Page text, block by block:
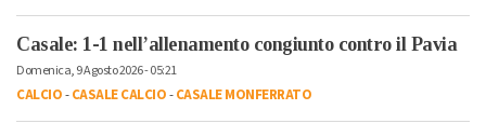
Casale: 1-1 nell’allenamento congiunto contro il Pavia
Domenica, 9 Agosto 2026 - 05:21
CALCIO-CASALE CALCIO-CASALE MONFERRATO